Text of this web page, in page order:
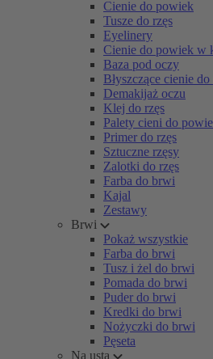
Cienie do powiek
Tusze do rzęs
Eyelinery
Cienie do powiek w
Baza pod oczy
Błyszczące cienie
Demakijaż oczu
Klej do rzęs
Palety cieni do
Primer do rzęs
Sztuczne rzęsy
Zalotki do rzęs
Farba do brwi
Kajal
Zestawy
Brwi
Pokaż wszystkie
Farba do brwi
Tusz i żel do brwi
Pomada do brwi
Puder do brwi
Kredki do brwi
Nożyczki do brwi
Pęseta
Na usta